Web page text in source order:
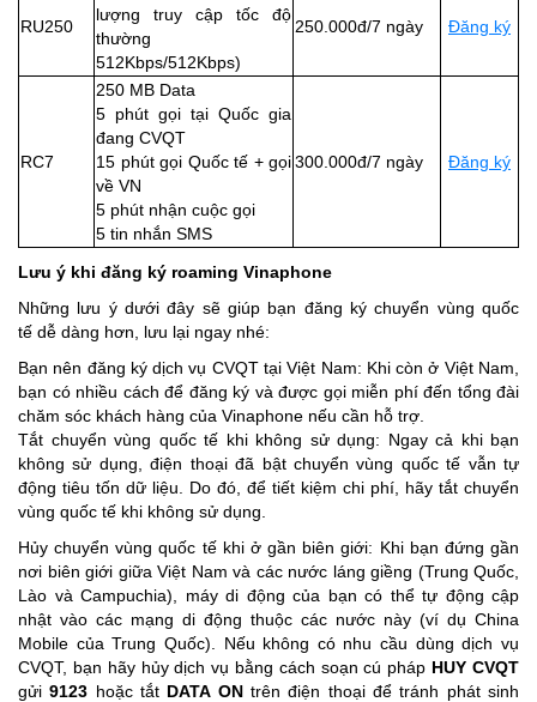
RU250
lượng truy cập tốc độ
thường
512Kbps/512Kbps)
250.000đ/7 ngày Đăng ký
RC7
250 MB Data
5 phút gọi tại Quốc gia
đang CVQT
15 phút gọi Quốc tế + gọi
về VN
5 phút nhận cuộc gọi
5 tin nhắn SMS
300.000đ/7 ngày Đăng ký
Lưu ý khi đăng ký roaming Vinaphone
Những lưu ý dưới đây sẽ giúp bạn đăng ký chuyển vùng quốc
tế dễ dàng hơn, lưu lại ngay nhé:
Bạn nên đăng ký dịch vụ CVQT tại Việt Nam: Khi còn ở Việt Nam,
bạn có nhiều cách để đăng ký và được gọi miễn phí đến tổng đài
chăm sóc khách hàng của Vinaphone nếu cần hỗ trợ.
Tắt chuyển vùng quốc tế khi không sử dụng: Ngay cả khi bạn
không sử dụng, điện thoại đã bật chuyển vùng quốc tế vẫn tự
động tiêu tốn dữ liệu. Do đó, để tiết kiệm chi phí, hãy tắt chuyển
vùng quốc tế khi không sử dụng.
Hủy chuyển vùng quốc tế khi ở gần biên giới: Khi bạn đứng gần
nơi biên giới giữa Việt Nam và các nước láng giềng (Trung Quốc,
Lào và Campuchia), máy di động của bạn có thể tự động cập
nhật vào các mạng di động thuộc các nước này (ví dụ China
Mobile của Trung Quốc). Nếu không có nhu cầu dùng dịch vụ
CVQT, bạn hãy hủy dịch vụ bằng cách soạn cú pháp HUY CVQT
gửi9123 hoặc tắt DATA ONtrên điện thoại để tránh phát sinh